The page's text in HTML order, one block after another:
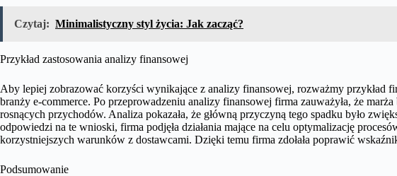
Czytaj: Minimalistyczny styl życia: Jak zacząć?
Przykład zastosowania analizy finansowej
Aby lepiej zobrazować korzyści wynikające z analizy finansowej, rozważmy przykład
branży e-commerce. Po przeprowadzeniu analizy finansowej firma zauważyła, że
rosnących przychodów. Analiza pokazała, że główną przyczyną tego spadku było
odpowiedzi na te wnioski, firma podjęła działania mające na celu optymalizację
korzystniejszych warunków z dostawcami. Dzięki temu firma zdołała poprawić
Podsumowanie